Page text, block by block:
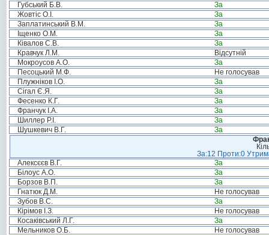
Губський Б.В.
За
Жовтіс О.І.
За
Заплатинський В.М.
За
Іщенко О.М.
За
Ківалов С.В.
За
Кравчук Л.М.
Відсутній
Мокроусов А.О.
За
Песоцький М.Ф.
Не голосував
Плужніков І.О.
За
Сігал Є.Я.
За
Фесенко К.Г.
За
Франчук І.А.
За
Шиллер Р.І.
За
Шушкевич В.Г.
За
За:12 Проти:0
Алексєєв В.Г.
За
Білоус А.О.
За
Борзов В.П.
За
Гнатюк Д.М.
Не голосував
Зубов В.С.
За
Кірімов І.З.
Не голосував
Косаківський Л.Г.
За
Мельников О.Б.
Не голосував